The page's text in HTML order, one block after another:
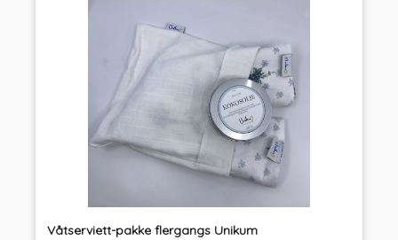
Våtserviett-pakke flergangs Unikum